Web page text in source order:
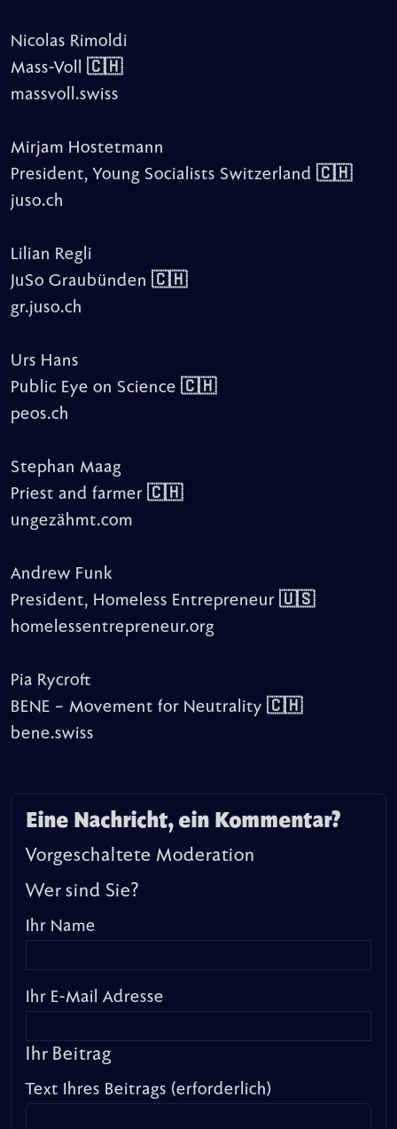
Nicolas Rimoldi
Mass-Voll 🇨🇭
massvoll.swiss
Mirjam Hostetmann
President, Young Socialists Switzerland 🇨🇭
juso.ch
Lilian Regli
JuSo Graubünden 🇨🇭
gr.juso.ch
Urs Hans
Public Eye on Science 🇨🇭
peos.ch
Stephan Maag
Priest and farmer 🇨🇭
ungezähmt.com
Andrew Funk
President, Homeless Entrepreneur 🇺🇸
homelessentrepreneur.org
Pia Rycroft
BENE – Movement for Neutrality 🇨🇭
bene.swiss
Eine Nachricht, ein Kommentar?
Vorgeschaltete Moderation
Wer sind Sie?
Ihr Name
Ihr E-Mail Adresse
Ihr Beitrag
Text Ihres Beitrags (erforderlich)